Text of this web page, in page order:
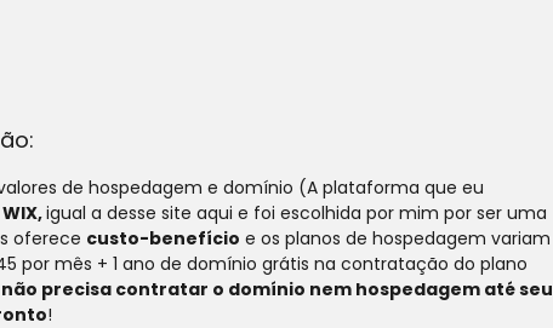
de hospedagem e domínio (A plataforma que eu
WIX, igual a desse site aqui e foi escolhida por mim por ser uma
oferece custo-benefício e os planos de hospedagem variam
por mês + 1 ano de domínio grátis na contratação do plano
não precisa contratar o domínio nem hospedagem até seu
!